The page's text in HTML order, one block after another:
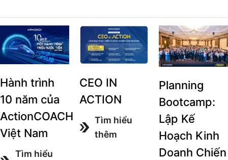
Hành trình
10 năm của
ActionCOACH
Việt Nam
Tìm hiểu
CEO IN
ACTION
Tìm hiểu
thêm
Planning
Bootcamp:
Lập Kế
Hoạch Kinh
Doanh Chiến